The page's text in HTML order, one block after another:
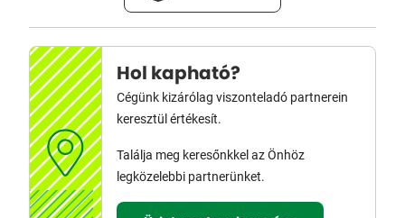
Hol kapható?
Cégünk kizárólag viszonteladó partnerein
keresztül értékesít.
Találja meg keresőnkkel az Önhöz
legközelebbi partnerünket.